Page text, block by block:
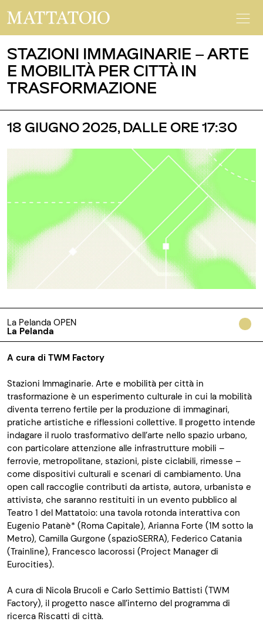
STAZIONI IMMAGINARIE – ARTE
E MOBILITÀ PER CITTÀ IN
TRASFORMAZIONE
18 GIUGNO 2025, DALLE ORE 17:30
La Pelanda OPEN
La Pelanda
A cura di TWM Factory
Stazioni Immaginarie. Arte e mobilità per città in
trasformazione è un esperimento culturale in cui la mobilità
diventa terreno fertile per la produzione di immaginari,
pratiche artistiche e riflessioni collettive. Il progetto intende
indagare il ruolo trasformativo dell’arte nello spazio urbano,
con particolare attenzione alle infrastrutture mobili –
ferrovie, metropolitane, stazioni, piste ciclabili, rimesse –
come dispositivi culturali e scenari di cambiamento. Una
open call raccoglie contributi da artistə, autorə, urbanistə e
attivistə, che saranno restituiti in un evento pubblico al
Teatro 1 del Mattatoio: una tavola rotonda interattiva con
Eugenio Patanè* (Roma Capitale), Arianna Forte (1M sotto la
Metro), Camilla Gurgone (spazioSERRA), Federico Catania
(Trainline), Francesco Iacorossi (Project Manager di
Eurocities).
A cura di Nicola Brucoli e Carlo Settimio Battisti (TWM
Factory), il progetto nasce all’interno del programma di
ricerca Riscatti di città.